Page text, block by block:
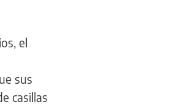
el
sus
casillas